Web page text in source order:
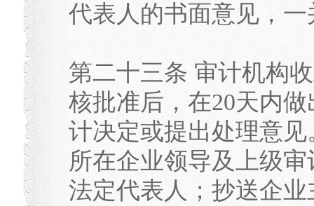
代表人的书面意见，
第二十三条 审计机构
核批准后，在20天内
计决定或提出处理意
所在企业领导及上级
法定代表人；抄送企